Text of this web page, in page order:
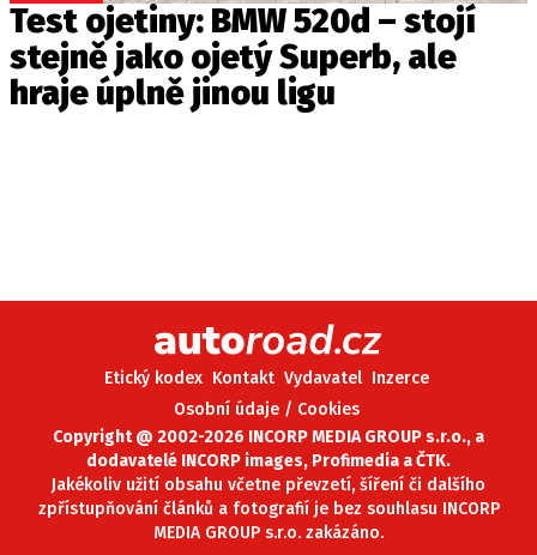
Test ojetiny: BMW 520d – stojí
stejně jako ojetý Superb, ale
hraje úplně jinou ligu
Etický kodex Kontakt Vydavatel Inzerce
Osobní údaje / Cookies
Copyright @ 2002-2026 INCORP MEDIA GROUP s.r.o., a
dodavatelé INCORP images, Profimedia a ČTK.
Jakékoliv užití obsahu včetne převzetí, šíření či dalšího
zpřístupňování článků a fotografií je bez souhlasu INCORP
MEDIA GROUP s.r.o. zakázáno.